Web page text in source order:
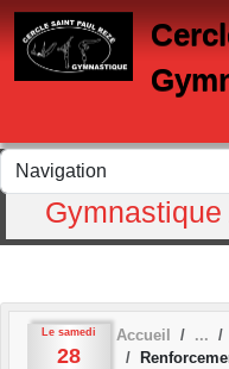
Le samedi
28
Accueil
Panneau de gestion des